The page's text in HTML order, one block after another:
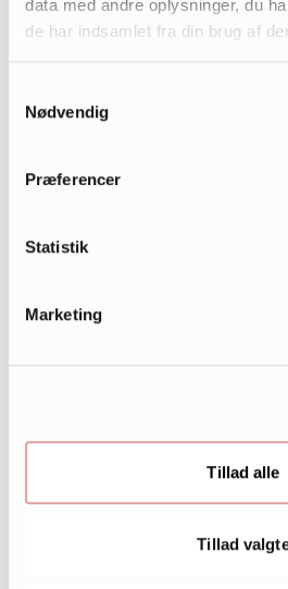
data med andre oplysninger, du
de har indsamlet fra din brug af
Nødvendig
Præferencer
Statistik
Marketing
Tillad alle
Tillad
242.000